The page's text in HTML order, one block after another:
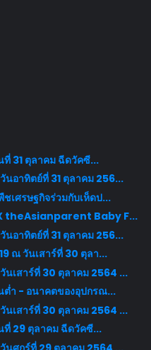
31 ตุลาคม ฉีดวัคซี...
อาทิตย์ที่ 31 ตุลาคม 256...
เศรษฐกิจร่วมกับเห็ดป...
theAsianparent Baby F...
อาทิตย์ที่ 31 ตุลาคม 256...
ณ วันเสาร์ที่ 30 ตุลา...
เสาร์ที่ 30 ตุลาคม 2564 ...
ต่ำ - อนาคตของอุปกรณ...
เสาร์ที่ 30 ตุลาคม 2564 ...
ที่ 29 ตุลาคม ฉีดวัคซี...